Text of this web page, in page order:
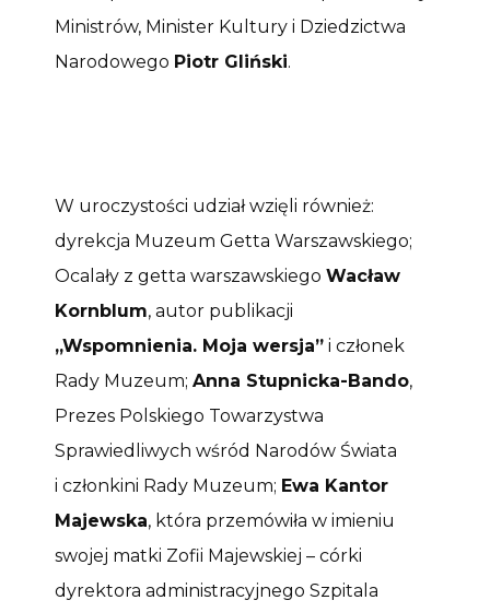
Ministrów, Minister Kultury i Dziedzictwa
Narodowego Piotr Gliński.
W uroczystości udział wzięli również:
dyrekcja Muzeum Getta Warszawskiego;
Ocalały z getta warszawskiego Wacław
Kornblum, autor publikacji
„Wspomnienia. Moja wersja” i członek
Rady Muzeum; Anna Stupnicka-Bando,
Prezes Polskiego Towarzystwa
Sprawiedliwych wśród Narodów Świata
i członkini Rady Muzeum; Ewa Kantor
Majewska, która przemówiła w imieniu
swojej matki Zofii Majewskiej – córki
dyrektora administracyjnego Szpitala